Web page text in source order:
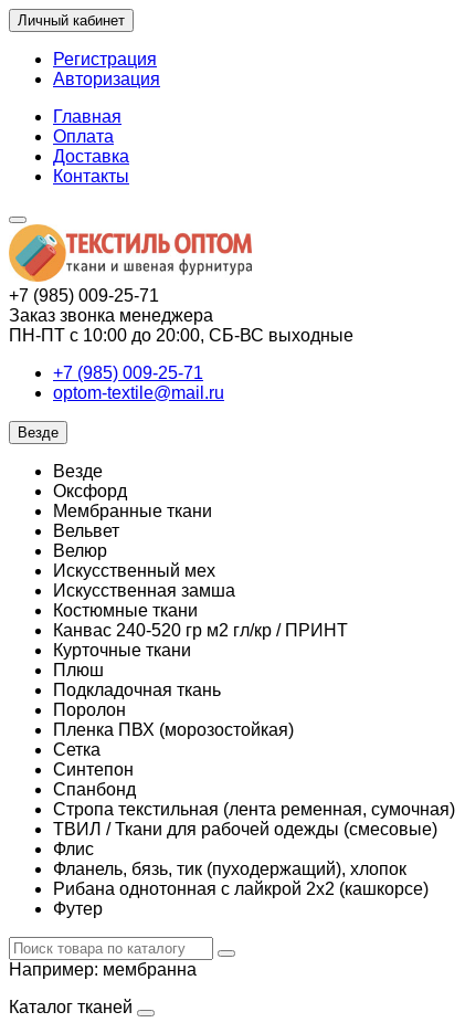
Личный кабинет
Регистрация
Авторизация
Главная
Оплата
Доставка
Контакты
+7 (985) 009-25-71
Заказ звонка менеджера
ПН-ПТ с 10:00 до 20:00, СБ-ВС выходные
+7 (985) 009-25-71
optom-textile@mail.ru
Везде
Везде
Оксфорд
Мембранные ткани
Вельвет
Велюр
Искусственный мех
Искусственная замша
Костюмные ткани
Канвас 240-520 гр м2 гл/кр / ПРИНТ
Курточные ткани
Плюш
Подкладочная ткань
Поролон
Пленка ПВХ (морозостойкая)
Сетка
Синтепон
Спанбонд
Стропа текстильная (лента ременная, сумочная)
ТВИЛ / Ткани для рабочей одежды (смесовые)
Флис
Фланель, бязь, тик (пуходержащий), хлопок
Рибана однотонная с лайкрой 2х2 (кашкорсе)
Футер
Например: мембранна
Каталог тканей